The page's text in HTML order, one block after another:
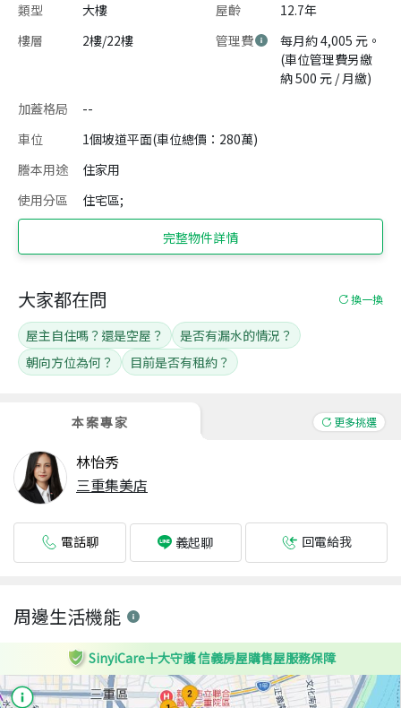
類型 大樓 屋齡
12.7年
樓層
2樓/22樓 管理費
每月約 4,005 元。
(車位管理費另繳
納 500 元 / 月繳)
加蓋格局
--
車位
1個坡道平面(車位總價：280萬)
謄本用途
住家用
使用分區
住宅區;
完整物件詳情
本案專家 更多挑選
林怡秀
三重集美店
電話聊 義起聊 回電給我
大家都在問 換一換
屋主自住嗎？還是空屋？
是否有漏水的情況？
朝向方位為何？
目前是否有租約？
周邊生活機能
SinyiCare十大守護 信義房屋購售屋服務保障